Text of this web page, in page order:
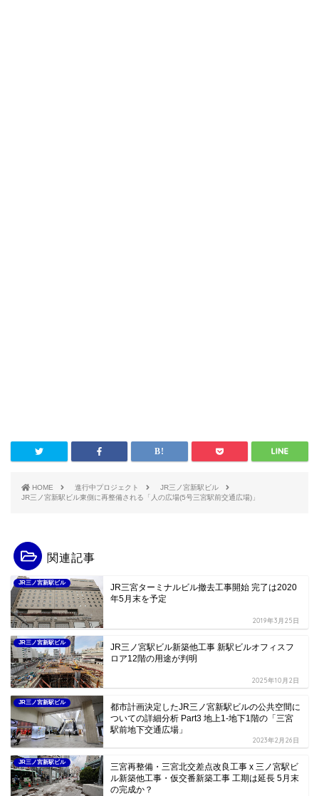
HOME 進行中プロジェクト
JR三ノ宮新駅ビル
JR三ノ宮新駅ビル東側に再整備される「人の広場(5号三宮駅前交通広場)」
関連記事
JR三ノ宮新駅ビル
JR三宮ターミナルビル撤去工事開始 完了は2020
年5月末を予定
2019年3月25日
JR三ノ宮新駅ビル
JR三ノ宮駅ビル新築他工事 新駅ビルオフィスフ
ロア12階の用途が判明
2025年10月2日
JR三ノ宮新駅ビル
都市計画決定したJR三ノ宮新駅ビルの公共空間に
ついての詳細分析 Part3 地上1-地下1階の「三宮
駅前地下交通広場」
2023年2月26日
JR三ノ宮新駅ビル
三宮再整備・三宮北交差点改良工事 x 三ノ宮駅ビ
ル新築他工事・仮交番新築工事 工期は延長 5月末
の完成か？